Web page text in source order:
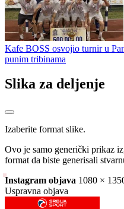
Kafe BOSS osvojio turnir u
punim tribinama
Slika za deljenje
Izaberite format slike.
Ovo je samo generički prikaz
format da biste generisali
Instagram objava 1080 ×
Uspravna objava